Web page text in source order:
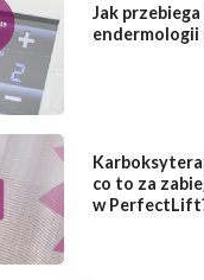
Jak
endermologii
co to za
w